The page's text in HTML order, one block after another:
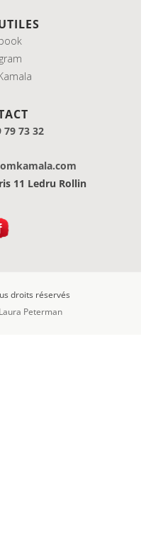
79 73 32
11 Ledru Rollin
droits réservés
Laura Peterman